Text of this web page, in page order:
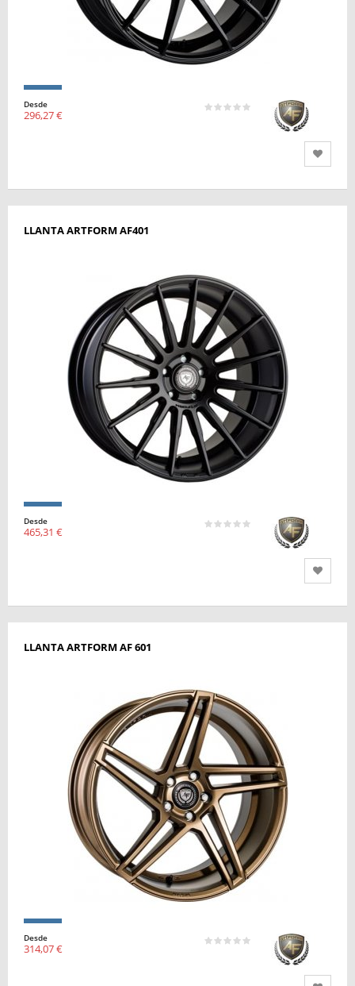
Desde
296,27 €
LLANTA ARTFORM AF401
Desde
465,31 €
LLANTA ARTFORM AF 601
Desde
314,07 €